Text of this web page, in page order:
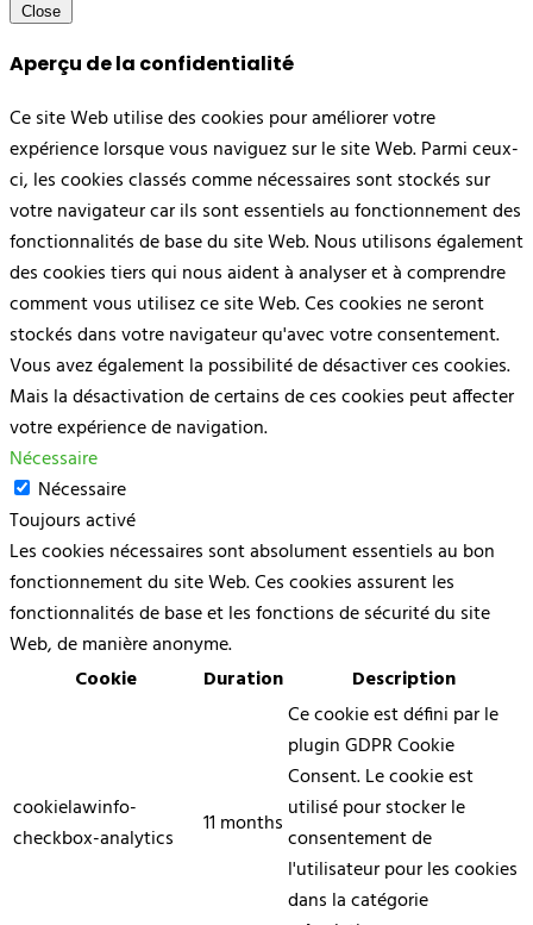
Close
Aperçu de la confidentialité
Ce site Web utilise des cookies pour améliorer votre
expérience lorsque vous naviguez sur le site Web. Parmi ceux-
ci, les cookies classés comme nécessaires sont stockés sur
votre navigateur car ils sont essentiels au fonctionnement des
fonctionnalités de base du site Web. Nous utilisons également
des cookies tiers qui nous aident à analyser et à comprendre
comment vous utilisez ce site Web. Ces cookies ne seront
stockés dans votre navigateur qu'avec votre consentement.
Vous avez également la possibilité de désactiver ces cookies.
Mais la désactivation de certains de ces cookies peut affecter
votre expérience de navigation.
Nécessaire
Nécessaire
Toujours activé
Les cookies nécessaires sont absolument essentiels au bon
fonctionnement du site Web. Ces cookies assurent les
fonctionnalités de base et les fonctions de sécurité du site
Web, de manière anonyme.
Cookie
Duration Description
cookielawinfo-
checkbox-analytics
11 months
Ce cookie est défini par le
plugin GDPR Cookie
Consent. Le cookie est
utilisé pour stocker le
consentement de
l'utilisateur pour les cookies
dans la catégorie